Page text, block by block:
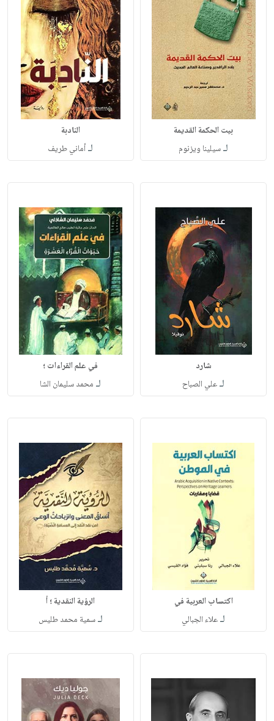
بيت الحكمة القديمة
لـسيلينا ويزنوم
النادبة
لـأماني طريف
شارد
لـعلي الصباح
في علم القراءات ؛
لـ محمد سليمان الشا
اكتساب العربية في
لـعلاء الجبالي
الرؤية النقدية ؛ أ
لـسمية محمد طليس